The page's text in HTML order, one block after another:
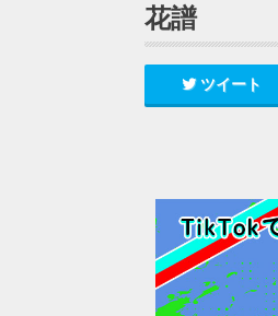
花譜
ツイート